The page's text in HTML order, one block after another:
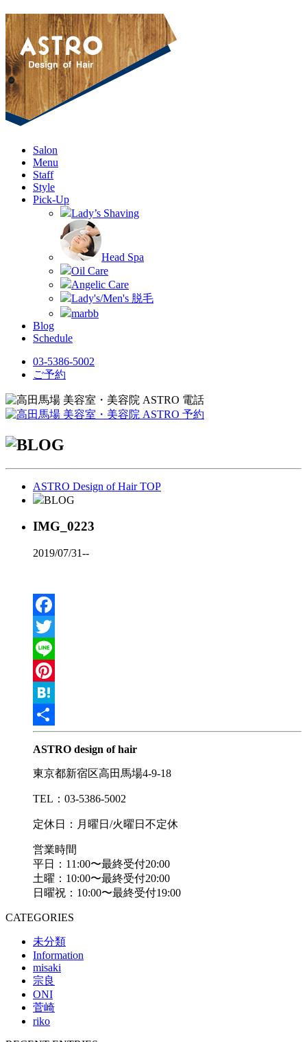
Salon
Menu
Staff
Style
Pick-Up
Lady’s Shaving
Head Spa
Oil Care
Angelic Care
Lady's/Men's 脱毛
marbb
Blog
Schedule
03-5386-5002
ご予約
ASTRO Design of Hair TOP
BLOG
IMG_0223
2019/07/31--
Facebook
Twitter
Line
Pinterest
Hatena
共
ASTRO design of hair
東京都新宿区高田馬場4-9-18
TEL：03-5386-5002
定休日：月曜日/火曜日不定休
営業時間
平日：11:00〜最終受付20:00
土曜：10:00〜最終受付20:00
日曜祝：10:00〜最終受付19:00
CATEGORIES
未分類
Information
misaki
宗良
ONI
菅崎
riko